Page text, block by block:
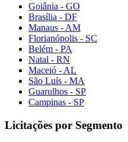
Goiânia - GO
Brasília - DF
Manaus - AM
Florianópolis - SC
Belém - PA
Natal - RN
Maceió - AL
São Luís - MA
Guarulhos - SP
Campinas - SP
Licitações por Segmento